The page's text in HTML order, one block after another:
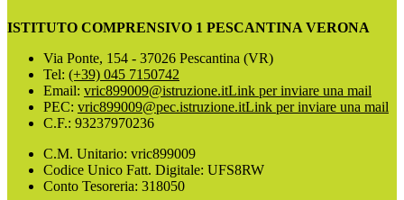
ISTITUTO COMPRENSIVO 1 PESCANTINA VERONA
Via Ponte, 154 - 37026 Pescantina (VR)
Tel: (+39) 045 7150742
Email: vric899009@istruzione.itLink per inviare una mail
PEC: vric899009@pec.istruzione.itLink per inviare una mail
C.F.: 93237970236
C.M. Unitario: vric899009
Codice Unico Fatt. Digitale: UFS8RW
Conto Tesoreria: 318050